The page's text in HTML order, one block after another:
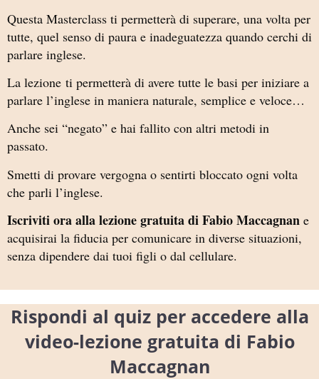
Questa Masterclass ti permetterà di superare, una volta per
tutte, quel senso di paura e inadeguatezza quando cerchi di
parlare inglese.
La lezione ti permetterà di avere tutte le basi per iniziare a
parlare l’inglese in maniera naturale, semplice e veloce…
Anche sei “negato” e hai fallito con altri metodi in
passato.
Smetti di provare vergogna o sentirti bloccato ogni volta
che parli l’inglese.
Iscriviti ora alla lezione gratuita di Fabio Maccagnan e
acquisirai la fiducia per comunicare in diverse situazioni,
senza dipendere dai tuoi figli o dal cellulare.
Rispondi al quiz per accedere alla
video-lezione gratuita di Fabio
Maccagnan